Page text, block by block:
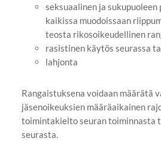
seksuaalinen ja
kaikissa muodoissaan
teosta rikosoikeudellinen
rasistinen käytös seurassa
lahjonta
Rangaistuksena voidaan määrätä
jäsenoikeuksien määräaikainen
toimintakielto seuran toiminnasta
seurasta.